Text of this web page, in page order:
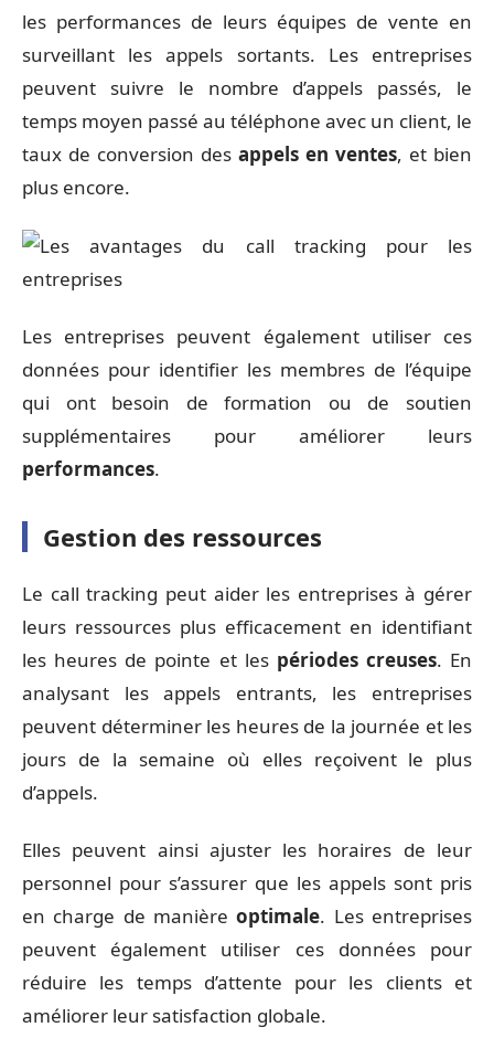
les performances de leurs équipes de vente en
surveillant les appels sortants. Les entreprises
peuvent suivre le nombre d’appels passés, le
temps moyen passé au téléphone avec un client, le
taux de conversion des appels en ventes, et bien
plus encore.
Les entreprises peuvent également utiliser ces
données pour identifier les membres de l’équipe
qui ont besoin de formation ou de soutien
supplémentaires pour améliorer leurs
performances.
Gestion des ressources
Le call tracking peut aider les entreprises à gérer
leurs ressources plus efficacement en identifiant
les heures de pointe et les périodes creuses. En
analysant les appels entrants, les entreprises
peuvent déterminer les heures de la journée et les
jours de la semaine où elles reçoivent le plus
d’appels.
Elles peuvent ainsi ajuster les horaires de leur
personnel pour s’assurer que les appels sont pris
en charge de manièreoptimale. Les entreprises
peuvent également utiliser ces données pour
réduire les temps d’attente pour les clients et
améliorer leur satisfaction globale.